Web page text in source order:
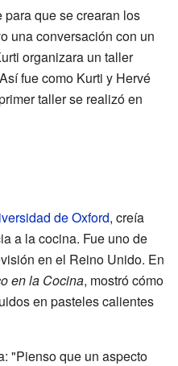
que se crearan los
una conversación con un
organizara un taller
fue como Kurti y Hervé
taller se realizó en
de Oxford, creía
a la cocina. Fue uno de
en el Reino Unido. En
en la Cocina, mostró cómo
en pasteles calientes
"Pienso que un aspecto